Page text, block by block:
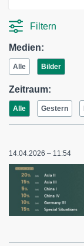
Filtern
Medien:
Alle Bilder
Zeitraum:
Alle Gestern
14.04.2026 – 11:54